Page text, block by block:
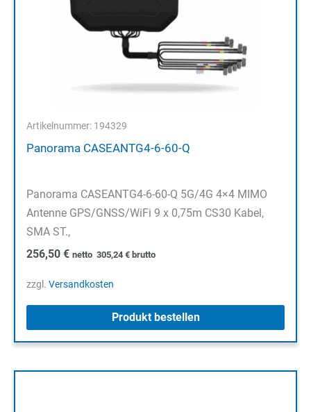
Artikelnummer: 194329
Panorama CASEANTG4-6-60-Q
Panorama CASEANTG4-6-60-Q 5G/4G 4×4 MIMO
Antenne GPS/GNSS/WiFi 9 x 0,75m CS30 Kabel,
SMA ST.,
256,50 € netto 305,24 € brutto
zzgl. Versandkosten
Produkt bestellen